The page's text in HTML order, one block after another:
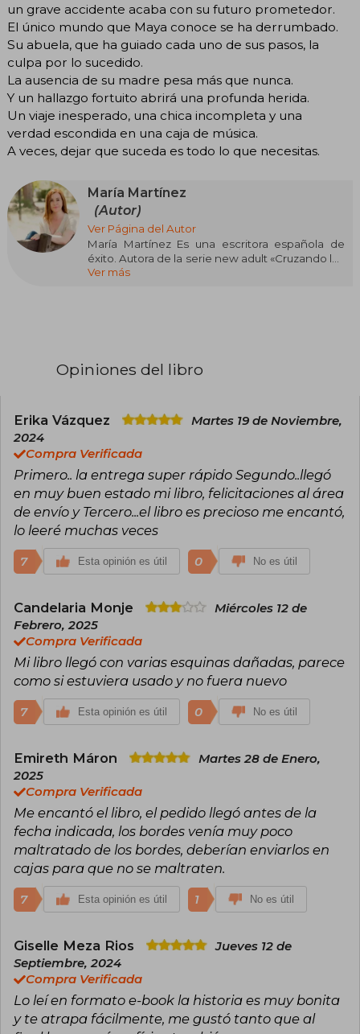
un grave accidente acaba con su futuro prometedor.
El único mundo que Maya conoce se ha derrumbado.
Su abuela, que ha guiado cada uno de sus pasos, la
culpa por lo sucedido.
La ausencia de su madre pesa más que nunca.
Y un hallazgo fortuito abrirá una profunda herida.
Un viaje inesperado, una chica incompleta y una
verdad escondida en una caja de música.
A veces, dejar que suceda es todo lo que necesitas.
María Martínez
(Autor)
Ver Página del Autor
María Martínez Es una escritora española de
éxito. Autora de la serie new adult «Cruzando los
límites» y las novelas Una canción para Novalie,
entre amigos, libros y música. Últimamente
Ver más
Opiniones del libro
Erika Vázquez
Martes 19 de Noviembre,
2024
Compra Verificada
Primero.. la entrega super rápido Segundo..llegó
en muy buen estado mi libro, felicitaciones al área
de envío y Tercero...el libro es precioso me encantó,
lo leeré muchas veces
7 Esta opinión es útil 0 No es útil
Candelaria Monje
Miércoles 12 de
Febrero, 2025
Compra Verificada
Mi libro llegó con varias esquinas dañadas, parece
como si estuviera usado y no fuera nuevo
7 Esta opinión es útil 0 No es útil
Emireth Máron
Martes 28 de Enero,
2025
Compra Verificada
Me encantó el libro, el pedido llegó antes de la
fecha indicada, los bordes venía muy poco
maltratado de los bordes, deberían enviarlos en
cajas para que no se maltraten.
7 Esta opinión es útil 1 No es útil
Giselle Meza Rios
Jueves 12 de
Septiembre, 2024
Compra Verificada
Lo leí en formato e-book la historia es muy bonita
y te atrapa fácilmente, me gustó tanto que al